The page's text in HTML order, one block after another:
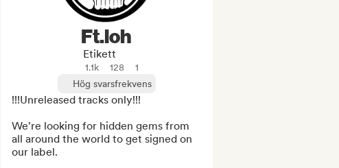
Ft.loh
Etikett
1.1k 128
1
Hög svarsfrekvens
!!!Unreleased tracks only!!!
We're looking for hidden gems from
all around the world to get signed on
our label.